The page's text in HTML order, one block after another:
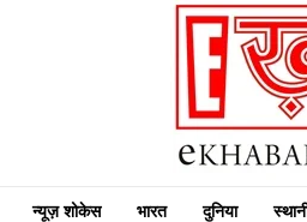
न्यूज़ शोकेस भारत दुनिया